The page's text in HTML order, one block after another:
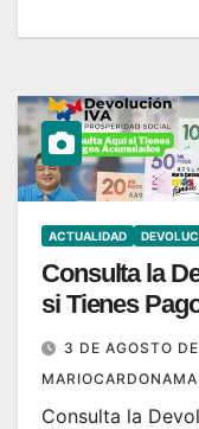
ACTUALIDAD
Consulta la
si Tienes
3 DE AGOSTO
Consulta la